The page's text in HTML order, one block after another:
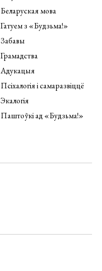
Беларуская мова
Гатуем з «Будзьма!»
Забавы
Грамадства
Адукацыя
Псіхалогія і самаразвіццё
Экалогія
Паштоўкі ад «Будзьма!»